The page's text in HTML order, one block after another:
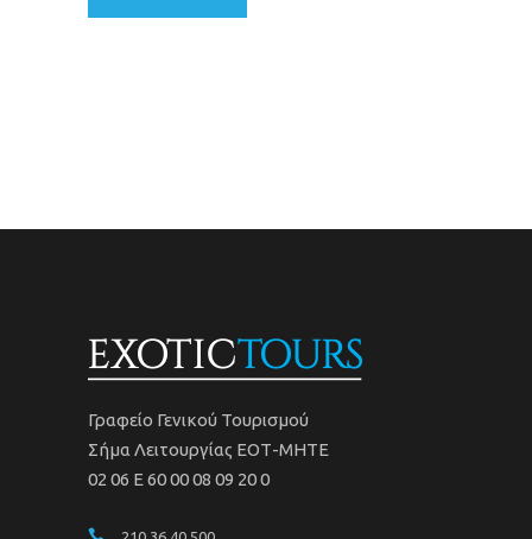
Γραφείο Γενικού Τουρισμού
Σήμα Λειτουργίας ΕΟΤ-ΜΗΤΕ
02 06 Ε 60 00 08 09 20 0